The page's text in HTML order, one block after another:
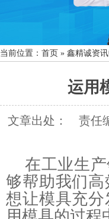
当前位置： 首页 » 鑫精诚资
运用
文章出处： 责任
在工业生
够帮助我们
想让模具充